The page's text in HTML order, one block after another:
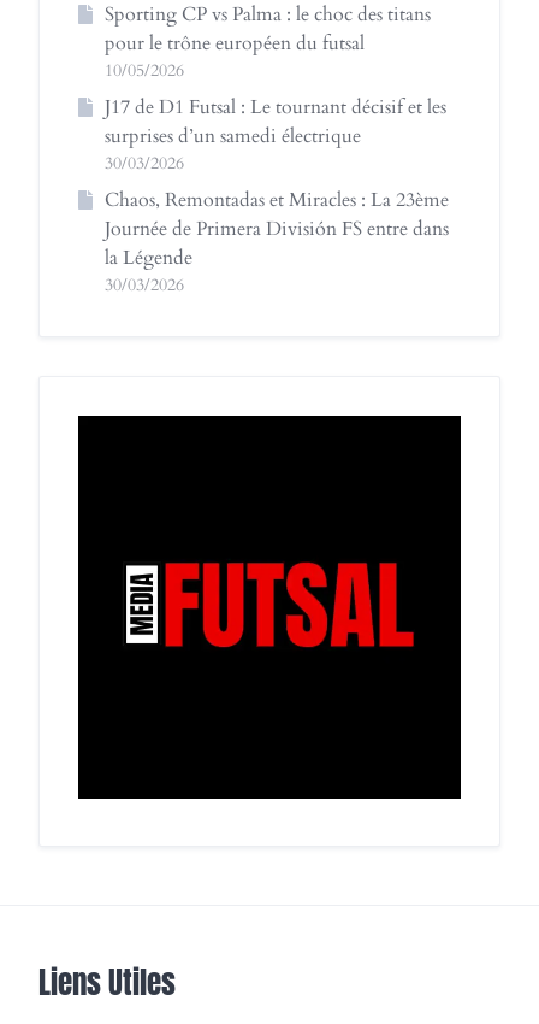
Sporting CP vs Palma : le choc des titans
pour le trône européen du futsal
10/05/2026
J17 de D1 Futsal : Le tournant décisif et les
surprises d’un samedi électrique
30/03/2026
Chaos, Remontadas et Miracles : La 23ème
Journée de Primera División FS entre dans
la Légende
30/03/2026
Liens Utiles